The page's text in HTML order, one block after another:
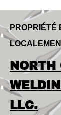
LOCALLY
VERMONT
LLC
PROPRIÉTÉ
NORTH
LLC.